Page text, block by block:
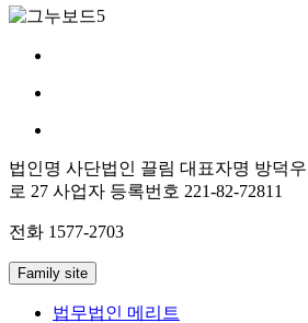
법인명 사단법인 끌림 대표자명 방덕우
로 27 사업자 등록번호 221-82-72811
전화 1577-2703
Family site
법무법인 메리트